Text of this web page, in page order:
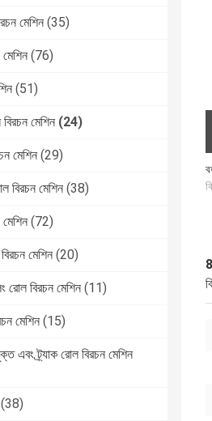
মেশিন (35)
(76)
(51)
মেশিন (24)
মেশিন (29)
বিরচন মেশিন (38)
(72)
মেশিন (20)
রোল বিরচন মেশিন (11)
মেশিন (15)
এবং ট্র্যাক রোল বিরচন মেশিন
(38)